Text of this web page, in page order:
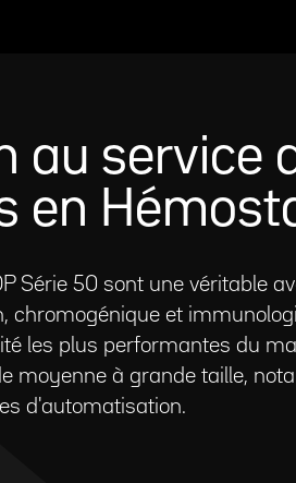
au service
en
Série 50 sont une véritable
chromogénique et
les plus performantes du
moyenne à grande taille,
d'automatisation.